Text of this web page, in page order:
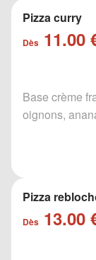
Pizza curry
Dès 11.00
Base crème
oignons,
Pizza
Dès 13.00